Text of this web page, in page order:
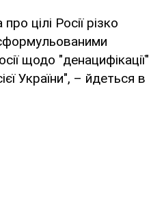
цілі Росії різко
щодо "денацифікації"
України", – йдеться в